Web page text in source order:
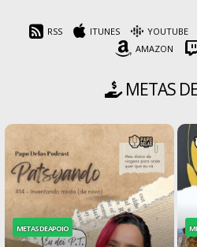
RSS ITUNES YOUTUBE
AMAZON
METAS
METAS DE APOIO